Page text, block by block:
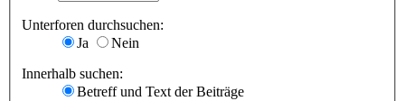
Unterforen durchsuchen:
Ja
Nein
Innerhalb suchen:
Betreff und Text der Beiträge